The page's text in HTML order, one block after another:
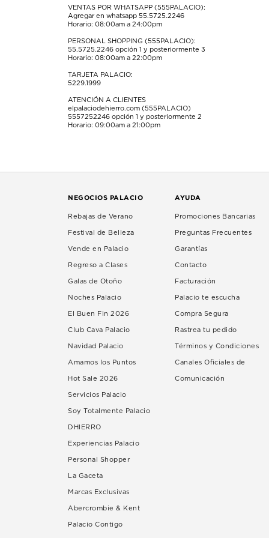
VENTAS POR WHATSAPP (555PALACIO):
Agregar en whatsapp 55.5725.2246
Horario: 08:00am a 24:00pm
PERSONAL SHOPPING (555PALACIO):
55.5725.2246 opción 1 y posteriormente 3
Horario: 08:00am a 22:00pm
TARJETA PALACIO:
5229.1999
ATENCIÓN A CLIENTES
elpalaciodehierro.com (555PALACIO)
5557252246 opción 1 y posteriormente 2
Horario: 09:00am a 21:00pm
NEGOCIOS PALACIO
Rebajas de Verano
Festival de Belleza
Vende en Palacio
Regreso a Clases
Galas de Otoño
Noches Palacio
El Buen Fin 2026
Club Cava Palacio
Navidad Palacio
Amamos los Puntos
Hot Sale 2026
Servicios Palacio
Soy Totalmente Palacio
DHIERRO
Experiencias Palacio
Personal Shopper
La Gaceta
Marcas Exclusivas
Abercrombie & Kent
Palacio Contigo
AYUDA
Promociones Bancarias
Preguntas Frecuentes
Garantías
Contacto
Facturación
Palacio te escucha
Compra Segura
Rastrea tu pedido
Términos y Condiciones
Canales Oficiales de
Comunicación